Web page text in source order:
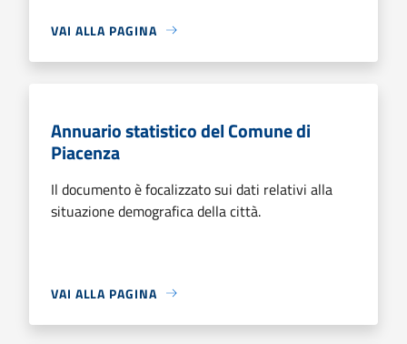
VAI ALLA PAGINA
Annuario statistico del Comune di
Piacenza
Il documento è focalizzato sui dati relativi alla
situazione demografica della città.
VAI ALLA PAGINA